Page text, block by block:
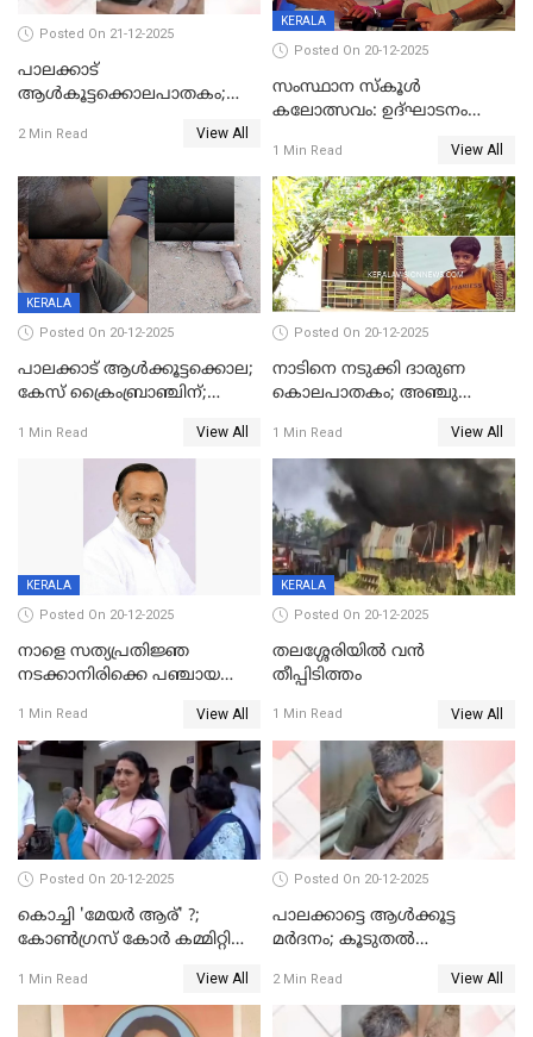
Posted On 21-12-2025
പാലക്കാട്‌
ആൾകൂട്ടക്കൊലപാതകം;
ഊർജ്ജിതമാക്കിമാക്കി
2 Min Read View All
KERALA
Posted On 20-12-2025
സംസ്ഥാന സ്കൂൾ
കലോത്സവം: ഉദ്ഘാടനം
മുഖ്യാതിഥിയായി
മോഹൻലാൽ
1 Min Read View All
KERALA
Posted On 20-12-2025
പാലക്കാട് ആൾക്കൂട്ടക്കൊല;
കേസ് ക്രൈംബ്രാഞ്ചിന്;
അന്വേഷിക്കും
1 Min Read View All
Posted On 20-12-2025
നാടിനെ നടുക്കി ദാരുണ
കൊലപാതകം; അഞ്ചു
കഴുത്തുഞെരിച്ച് കൊന്നു
1 Min Read View All
KERALA
Posted On 20-12-2025
നാളെ സത്യപ്രതിജ്ഞ
നടക്കാനിരിക്കെ പഞ്ചായത്ത്
1 Min Read View All
KERALA
Posted On 20-12-2025
തലശ്ശേരിയിൽ വൻ
തീപ്പിടിത്തം
1 Min Read View All
Posted On 20-12-2025
കൊച്ചി 'മേയർ ആര്' ?;
കോണ്‍ഗ്രസ് കോര്‍ കമ്മിറ്റി
1 Min Read View All
Posted On 20-12-2025
പാലക്കാട്ടെ ആള്‍ക്കൂട്ട
മര്‍ദനം; കൂടുതല്‍
അംഗ സംഘമെന്ന് വിവരം
2 Min Read View All